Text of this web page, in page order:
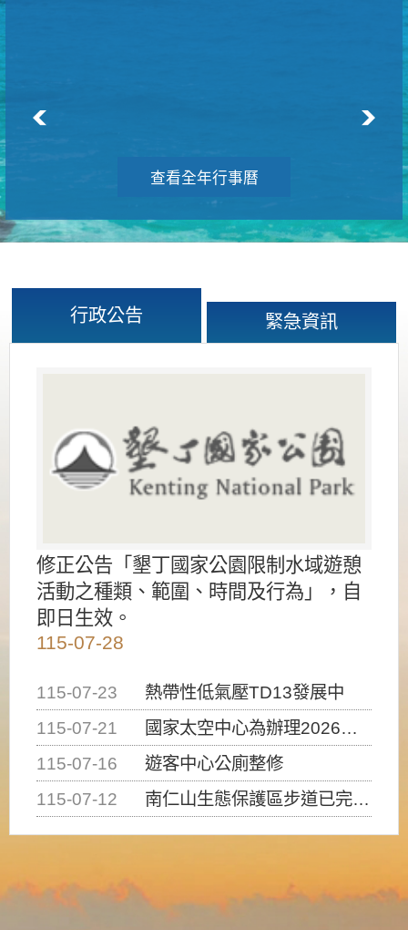
查看全年行事曆
行政公告 緊急資訊
修正公告「墾丁國家公園限制水域遊憩
活動之種類、範圍、時間及行為」，自
即日生效。
115-07-28
115-07-23
熱帶性低氣壓TD13發展中
115-07-21
國家太空中心為辦理2026台灣盃火箭競賽，陸、海、空域警戒及協調相關事宜，因颱風備案事宜
115-07-16
遊客中心公廁整修
115-07-12
南仁山生態保護區步道已完成修復，自115年7月13日（星期一）起恢復開放入園，歡迎民眾依規定申請入園....